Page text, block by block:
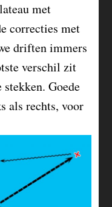
met
correcties met
driften immers
verschil zit
stekken. Goede
als rechts, voor